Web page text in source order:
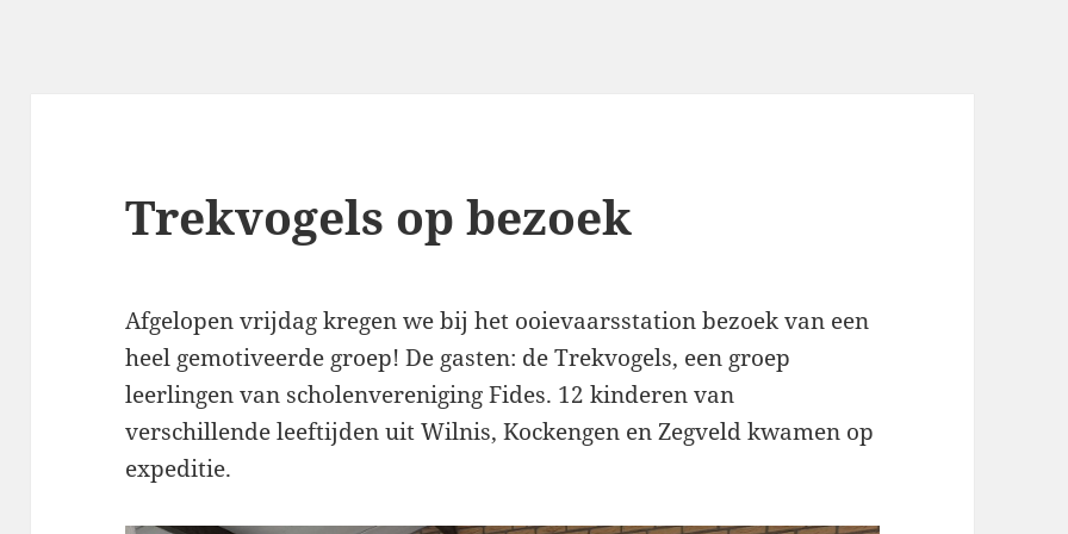
Trekvogels op bezoek
Afgelopen vrijdag kregen we bij het ooievaarsstation bezoek van een
heel gemotiveerde groep! De gasten: de Trekvogels, een groep
leerlingen van scholenvereniging Fides. 12 kinderen van
verschillende leeftijden uit Wilnis, Kockengen en Zegveld kwamen op
expeditie.